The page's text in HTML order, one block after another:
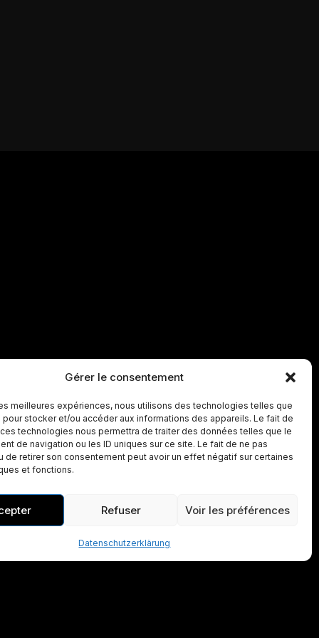
Gérer le consentement
meilleures expériences, nous utilisons des technologies telles que
stocker et/ou accéder aux informations des appareils. Le fait de
technologies nous permettra de traiter des données telles que le
de navigation ou les ID uniques sur ce site. Le fait de ne pas
de retirer son consentement peut avoir un effet négatif sur certaines
et fonctions.
Refuser Voir les préférences
Datenschutzerklärung